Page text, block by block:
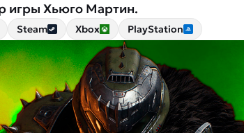
игры Хьюго Мартин.
Steam Xbox PlayStation